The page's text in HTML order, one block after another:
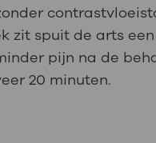
zit spuit de arts
pijn na de
20 minuten.